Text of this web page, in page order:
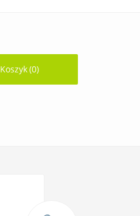
Koszyk(0)